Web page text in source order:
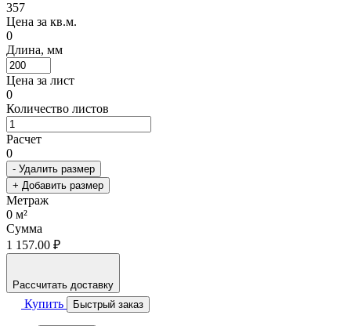
357
Цена за кв.м.
0
Длина, мм
Цена за лист
0
Количество листов
Расчет
0
- Удалить размер
+ Добавить размер
Метраж
0 м²
Сумма
1 157.00 ₽
Рассчитать доставку
Купить Быстрый заказ